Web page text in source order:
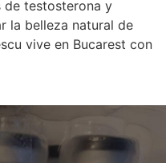
de testosterona y
la belleza natural de
vive en Bucarest con